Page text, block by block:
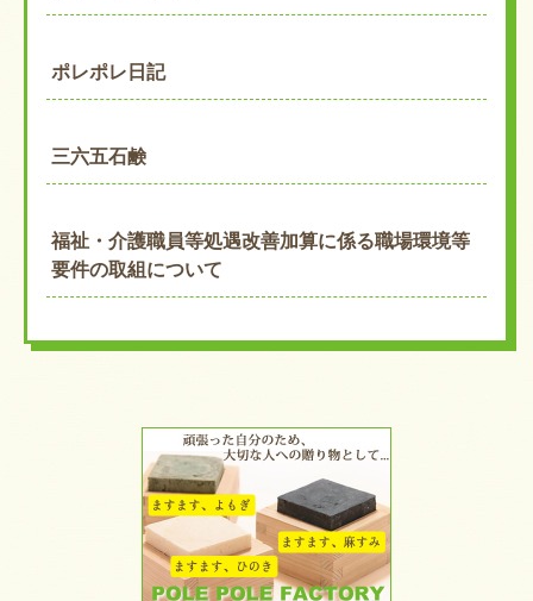
ポレポレ日記
三六五石鹸
福祉・介護職員等処遇改善加算に係る職場環境等
要件の取組について